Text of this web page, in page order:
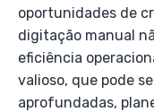
oportunidades de
digitação manual
eficiência
valioso, que pode
aprofundadas,